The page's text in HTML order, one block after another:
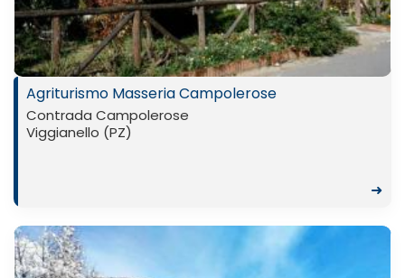
ous
Agriturismo Masseria Campolerose
Contrada Campolerose
Viggianello (PZ)
➜